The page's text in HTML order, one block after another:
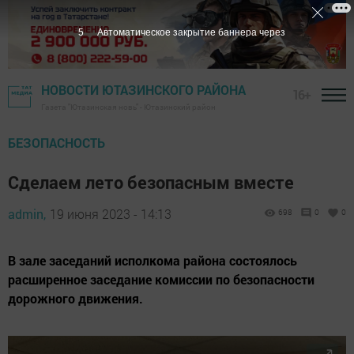
НОВОСТИ ЮТАЗИНСКОГО РАЙОНА
БЕЗОПАСНОСТЬ
Сделаем лето безопасным вместе
admin, 19 июня 2023 - 14:13 698 0 0
В зале заседаний исполкома района состоялось
расширенное заседание комиссии по безопасности
дорожного движения.
4 Автоматическое закрытие баннера через